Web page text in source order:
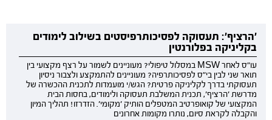
'הרציף': תעסוקה לפסיכותרפיסטים בשילוב לימודים
בקליניקה בפלורנטין
עו"ס לאחר MSW במסלול טיפולי? מעוניינים לשמור על רצף מקצועי בין
תואר שני לבין בי"ס לפסיכותרפיה? מעוניינים להתמקצע ולצבור ניסיון
תעסוקתי בדרך לקליניקה פרטית? הגש/י מועמדות לתכנית ההכשרה של
מדרשת 'הרציף', תכנית המשלבת תעסוקה ולימודים, בחסות הבית
המקצועי של קואופרטיב המטפלים הותיק 'מקומי'. הזדרזו! תהליך המיון
והקבלה לקראת סיום, נותרו מקומות אחרונים